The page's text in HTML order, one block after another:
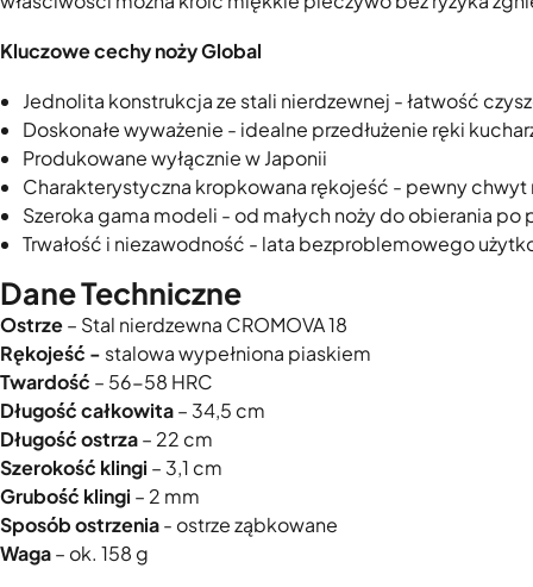
Kluczowe cechy noży Global
Jednolita konstrukcja ze stali nierdzewnej - łatwość
Doskonałe wyważenie - idealne przedłużenie ręki
Produkowane wyłącznie w Japonii
Charakterystyczna kropkowana rękojeść - pewny chwyt
Szeroka gama modeli - od małych noży do obierania po
Trwałość i niezawodność - lata bezproblemowego
Dane Techniczne
Ostrze– Stal nierdzewna CROMOVA 18
Rękojeść - stalowa wypełniona piaskiem
Twardość – 56-58 HRC
Długość całkowita– 34,5 cm
Długość ostrza– 22 cm
Szerokość klingi – 3,1 cm
Grubość klingi – 2 mm
Sposób ostrzenia- ostrze ząbkowane
Waga– ok. 158 g